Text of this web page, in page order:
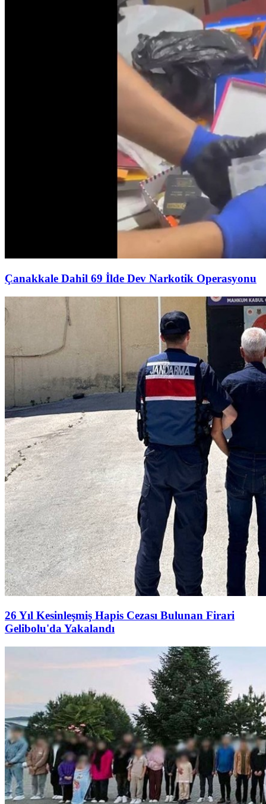
Çanakkale Dahil 69 İlde Dev Narkotik Operasyonu
26 Yıl Kesinleşmiş Hapis Cezası Bulunan Firari
Gelibolu'da Yakalandı